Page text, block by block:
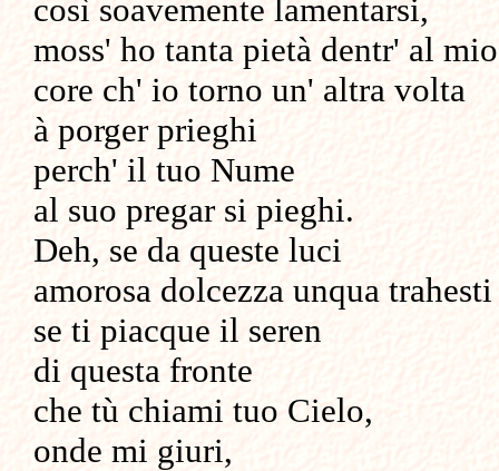
così soavemente lamentarsi,
moss' ho tanta pietà dentr' al mio
core ch' io torno un' altra volta
à porger prieghi
perch' il tuo Nume
al suo pregar si pieghi.
Deh, se da queste luci
amorosa dolcezza unqua trahesti
se ti piacque il seren
di questa fronte
che tù chiami tuo Cielo,
onde mi giuri,